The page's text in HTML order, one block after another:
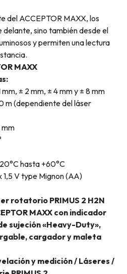
del ACCEPTOR MAXX, los
delante, sino también desde el
y permiten una lectura
MAXX
± 2 mm, ± 4 mm y ± 8 mm
(dependiente del láser
hasta +60°C
V type Mignon (AA)
rotatorio PRIMUS 2 H2N
MAXX con indicador
sujeción «Heavy-Duty»,
cargador y maleta
y medición / Láseres /